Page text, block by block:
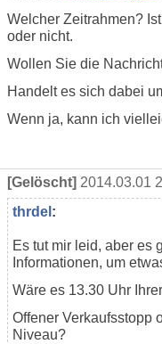
Welcher Zeitrahmen?
oder nicht.
Wollen Sie die
Handelt es sich dabei
Wenn ja, kann ich
[Gelöscht] 2014.03.01
thrdel :
Es tut mir leid, aber es
Informationen, um
Wäre es 13.30 Uhr
Offener Verkaufsstopp
Niveau?